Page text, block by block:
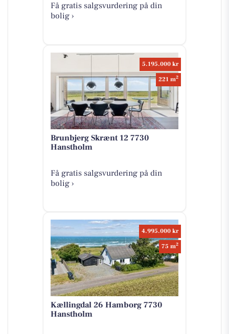
Få gratis salgsvurdering på din
bolig ›
5.195.000 kr
221 m2
Brunbjerg Skrænt 12 7730
Hanstholm
Få gratis salgsvurdering på din
bolig ›
4.995.000 kr
75 m2
Kællingdal 26 Hamborg 7730
Hanstholm